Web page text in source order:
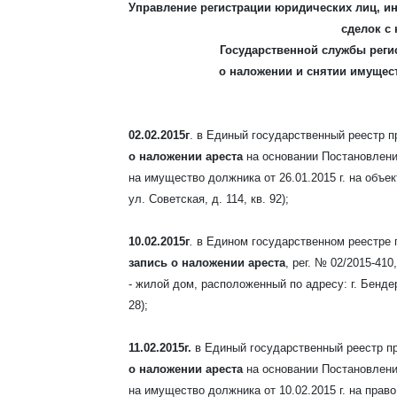
Управление регистрации юридических лиц,
сделок с
Государственной службы
о наложении и снятии
02.02.2015г. в Единый государственный реестр
о наложении арестана основании
на имущество должника от 26.01.2015 г. на
ул. Советская, д. 114, кв. 92);
10.02.2015г. в Едином государственном
запись о наложении ареста, рег. № 02/2015-
- жилой дом, расположенный по адресу: г.
28);
11.02.2015г. в Единый государственный реестр
о наложении ареста на основании
на имущество должника от 10.02.2015 г. на